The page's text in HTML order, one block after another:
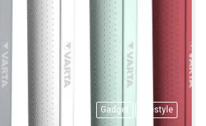
Gadget Lifestyle